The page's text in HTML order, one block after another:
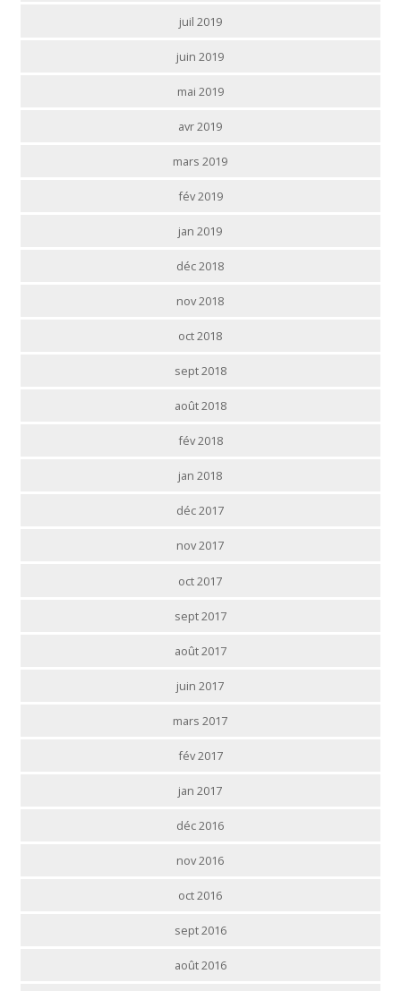
juil 2019
juin 2019
mai 2019
avr 2019
mars 2019
fév 2019
jan 2019
déc 2018
nov 2018
oct 2018
sept 2018
août 2018
fév 2018
jan 2018
déc 2017
nov 2017
oct 2017
sept 2017
août 2017
juin 2017
mars 2017
fév 2017
jan 2017
déc 2016
nov 2016
oct 2016
sept 2016
août 2016